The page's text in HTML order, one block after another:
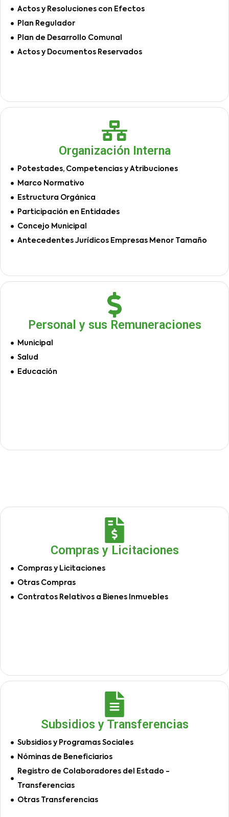
Actos y Resoluciones con Efectos
Plan Regulador
Plan de Desarrollo Comunal
Actos y Documentos Reservados
Organización Interna
Potestades, Competencias y Atribuciones
Marco Normativo
Estructura Orgánica
Participación en Entidades
Concejo Municipal
Antecedentes Jurídicos Empresas Menor Tamaño
Personal y sus Remuneraciones
Municipal
Salud
Educación
Compras y Licitaciones
Compras y Licitaciones
Otras Compras
Contratos Relativos a Bienes Inmuebles
Subsidios y Transferencias
Subsidios y Programas Sociales
Nóminas de Beneficiarios
Registro de Colaboradores del Estado -
Transferencias
Otras Transferencias